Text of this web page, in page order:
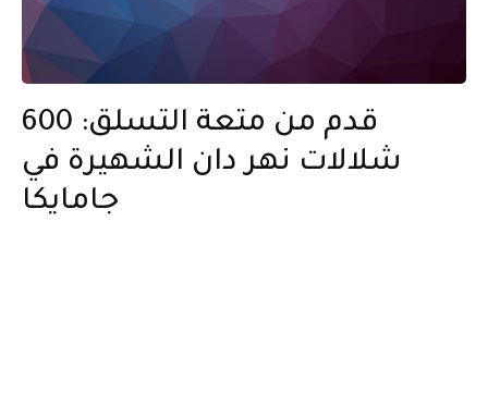
600 قدم من متعة التسلق:
شلالات نهر دان الشهيرة في
جامايكا